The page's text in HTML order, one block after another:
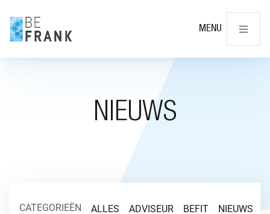
MENU
NIEUWS
CATEGORIEËN ALLES ADVISEUR BEFIT NIEUWS